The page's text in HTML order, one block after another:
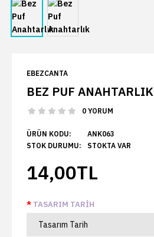
EBEZCANTA
BEZ PUF ANAHTARLIK
0 YORUM
ÜRÜN KODU:
STOK DURUMU:
ANK063
STOKTA VAR
14,00TL
TASARIM TARIH